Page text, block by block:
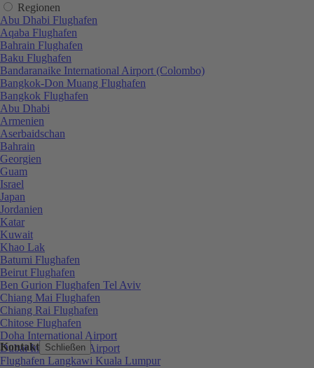
Kontakt Schließen
Regionen
Abu Dhabi Flughafen
Aqaba Flughafen
Bahrain Flughafen
Baku Flughafen
Bandaranaike International Airport (Colombo)
Bangkok-Don Muang Flughafen
Bangkok Flughafen
Abu Dhabi
Armenien
Aserbaidschan
Bahrain
Georgien
Guam
Israel
Japan
Jordanien
Katar
Kuwait
Khao Lak
Batumi Flughafen
Beirut Flughafen
Ben Gurion Flughafen Tel Aviv
Chiang Mai Flughafen
Chiang Rai Flughafen
Chitose Flughafen
Doha International Airport
Dubai International Airport
Flughafen Langkawi Kuala Lumpur